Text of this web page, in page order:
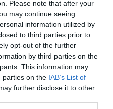
Please note that after your
may continue seeing
information utilized by
to third parties prior to
opt-out of the further
by third parties on the
This information may
parties on the IAB’s List of
further disclose it to other
5
ТАРИФЫ
беспроводным доступом
(за пределами номера) с душем
Двухместный, Двухместный с
для одноместного размещения,